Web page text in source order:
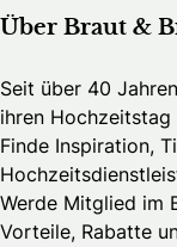
Über Braut &
Seit über 40
ihren
Finde Inspiration,
Werde Mitglied im
Vorteile, Rabatte